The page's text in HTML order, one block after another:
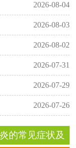
2026-08-04
2026-08-03
2026-08-02
2026-07-31
2026-07-29
2026-07-26
的常见症状及